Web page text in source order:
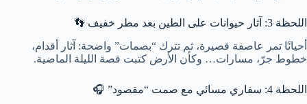
اللحظة 3: آثار حيوانات على الطين بعد مطر خفيف 👣
أحيانًا تمر عاصفة قصيرة، ثم تترك “بصمات” واضحة: آثار أقدام،
خطوط جرّ، مسارات… وكأن الأرض كتبت قصة الليلة الماضية.
اللحظة 4: سفاري مسائي مع صمت “مقصود” 🎧